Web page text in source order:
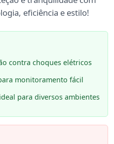
eficiência e estilo!
contra choques elétricos
monitoramento fácil
para diversos ambientes